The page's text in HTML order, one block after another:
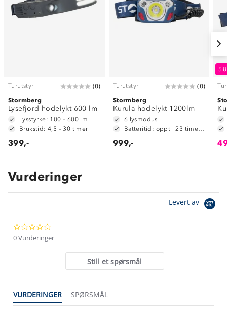
Turutstyr (0)
Stormberg
Lysefjord hodelykt 600 lm
Lysstyrke: 100 – 600 lm
Brukstid: 4,5 – 30 timer
399,-
Turutstyr (0)
Stormberg
Kurula hodelykt 1200lm
6 lysmodus
999,-
Vurderinger
Levert av
star
0 Vurderinger
Still et spørsmål
VURDERINGER SPØRSMÅL
Kundeservice
Kundeklubb
Klima og miljø
1% til samfunnet
Trelagsprinsippet barn
Alt du trenger til Norgesferien
Gravidklær